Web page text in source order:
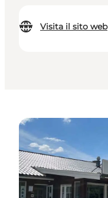
Visita il sito web